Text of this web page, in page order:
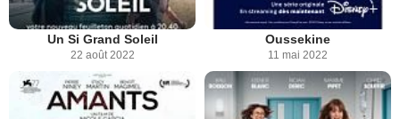
Un Si Grand Soleil
22 août 2022
Oussekine
11 mai 2022